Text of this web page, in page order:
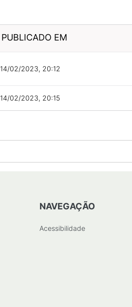
PUBLICADO EM
14/02/2023, 20:12
14/02/2023, 20:15
NAVEGAÇÃO
Acessibilidade